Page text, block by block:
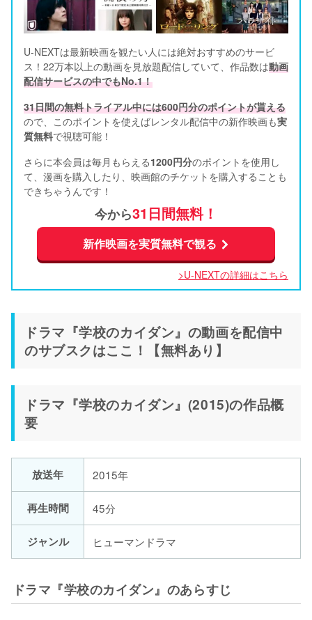
U-NEXTは最新映画を観たい人には絶対おすすめのサービ
ス！22万本以上の動画を見放題配信していて、作品数は動画
配信サービスの中でもNo.1！
31日間の無料トライアル中には600円分のポイントが貰える
ので、このポイントを使えばレンタル配信中の新作映画も実
質無料で視聴可能！
さらに本会員は毎月もらえる1200円分のポイントを使用し
て、漫画を購入したり、映画館のチケットを購入することも
できちゃうんです！
今から31日間無料！
新作映画を実質無料で観る
>U-NEXTの詳細はこちら
ドラマ『学校のカイダン』の動画を配信中
のサブスクはここ！【無料あり】
ドラマ『学校のカイダン』(2015)の作品概
要
放送年 2015年
再生時間 45分
ジャンル ヒューマンドラマ
ドラマ『学校のカイダン』のあらすじ